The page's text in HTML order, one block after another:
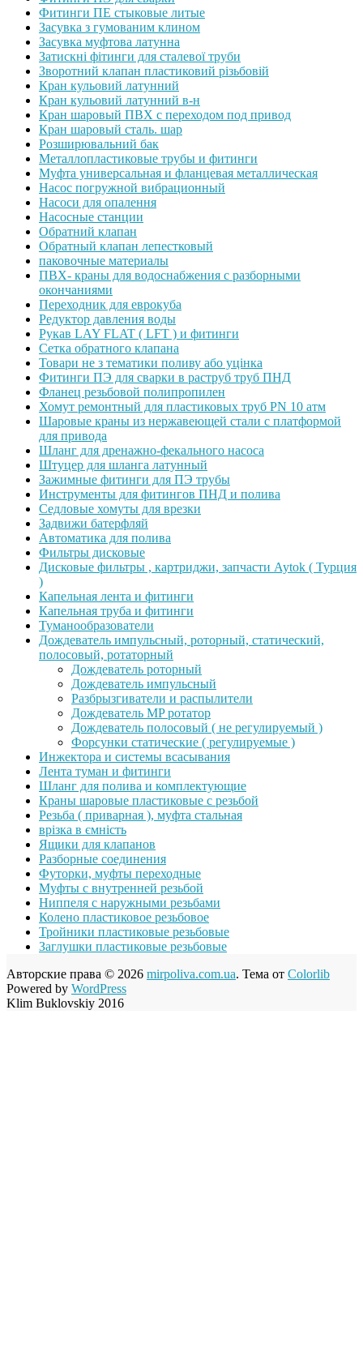
Фитинги ПЕ стыковые литые
Засувка з гумованим клином
Засувка муфтова латунна
Затискні фітинги для сталевої труби
Зворотний клапан пластиковий різьбовій
Кран кульовий латунний
Кран кульовий латунний в-н
Кран шаровый ПВХ с переходом под привод
Кран шаровый сталь. шар
Розширювальний бак
Металлопластиковые трубы и фитинги
Муфта универсальная и фланцевая металлическая
Насос погружной вибрационный
Насоси для опалення
Насосные станции
Обратний клапан
Обратный клапан лепестковый
паковочные материалы
ПВХ- краны для водоснабжения с разборными
окончаниями
Переходник для еврокуба
Редуктор давления воды
Рукав LAY FLAT ( LFT ) и фитинги
Сетка обратного клапана
Товари не з тематики поливу або уцінка
Фитинги ПЭ для сварки в раструб труб ПНД
Фланец резьбовой полипропилен
Хомут ремонтный для пластиковых труб PN 10 атм
Шаровые краны из нержавеющей стали с платформой
для привода
Шланг для дренажно-фекального насоса
Штуцер для шланга латунный
Зажимные фитинги для ПЭ трубы
Инструменты для фитингов ПНД и полива
Седловые хомуты для врезки
Задвижи батерфляй
Автоматика для полива
Фильтры дисковые
Дисковые фильтры , картриджи, запчасти Aytok ( Турция
)
Капельная лента и фитинги
Капельная труба и фитинги
Туманообразователи
Дождеватель импульсный, роторный, статический,
полосовый, ротаторный
Дождеватель роторный
Дождеватель импульсный
Разбрызгиватели и распылители
Дождеватель MP ротатор
Дождеватель полосовый ( не регулируемый )
Форсунки статические ( регулируемые )
Инжектора и системы всасывания
Лента туман и фитинги
Шланг для полива и комплектующие
Краны шаровые пластиковые с резьбой
Резьба ( приварная ), муфта стальная
врізка в ємність
Ящики для клапанов
Разборные соединения
Футорки, муфты переходные
Муфты с внутренней резьбой
Ниппеля с наружными резьбами
Колено пластиковое резьбовое
Тройники пластиковые резьбовые
Заглушки пластиковые резьбовые
Авторские права © 2026 mirpoliva.com.ua. Тема от Colorlib
Powered by WordPress
Klim Buklovskiy 2016